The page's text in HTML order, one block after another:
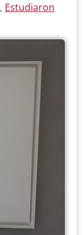
, Estudiaron